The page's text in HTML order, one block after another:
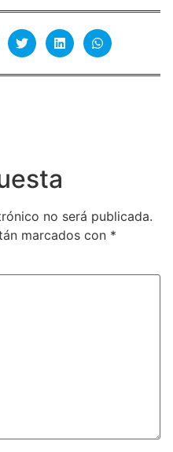
no será publicada.
marcados con *